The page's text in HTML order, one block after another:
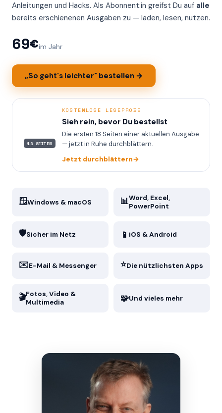
🪟Windows & macOS 📊Word, Excel,
PowerPoint
🛡️Sicher im Netz 📱 iOS & Android
✉️E-Mail & Messenger ⭐Die nützlichsten Apps
🎬Fotos, Video &
Multimedia
🧩Und vieles mehr
Anleitungen und Hacks. Als Abonnent:in greifst Du auf alle
bereits erschienenen Ausgaben zu — laden, lesen, nutzen.
69€im Jahr
„So geht's leichter" bestellen →
18 SEITEN
KOSTENLOSE LESEPROBE
Sieh rein, bevor Du bestellst
Die ersten 18 Seiten einer aktuellen Ausgabe
— jetzt in Ruhe durchblättern.
Jetzt durchblättern→